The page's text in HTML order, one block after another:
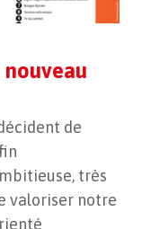
nouveau
de
très
valoriser notre